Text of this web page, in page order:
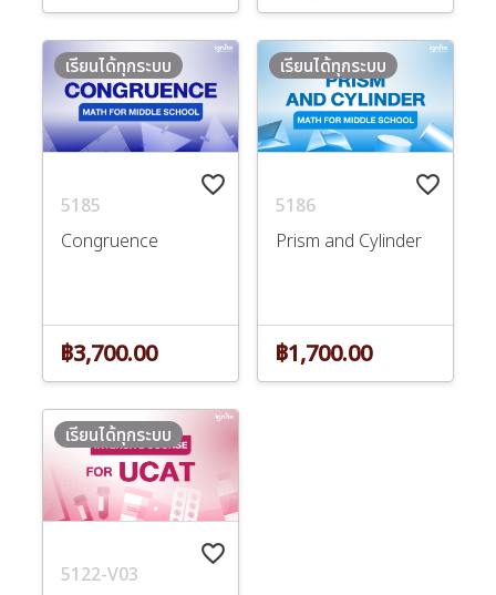
favorite_border
5185
Congruence
เรียนได้ทุกระบบ
฿3,700.00
favorite_border
5186
Prism and Cylinder
เรียนได้ทุกระบบ
฿1,700.00
favorite_border
5122-V03
เรียนได้ทุกระบบ